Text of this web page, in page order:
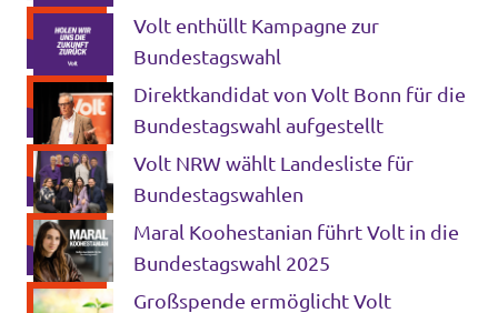
Volt enthüllt Kampagne zur
Bundestagswahl
Direktkandidat von Volt Bonn für die
Bundestagswahl aufgestellt
Volt NRW wählt Landesliste für
Bundestagswahlen
Maral Koohestanian führt Volt in die
Bundestagswahl 2025
Großspende ermöglicht Volt